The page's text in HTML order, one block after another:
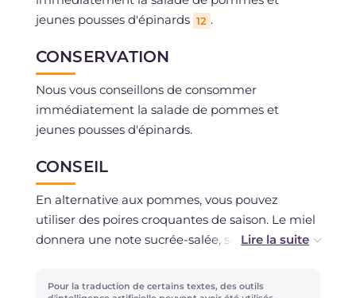
jeunes pousses d'épinards 12 .
CONSERVATION
Nous vous conseillons de consommer
immédiatement la salade de pommes et
jeunes pousses d'épinards.
CONSEIL
En alternative aux pommes, vous pouvez
utiliser des poires croquantes de saison. Le miel
donnera une note sucrée-salée, si vous ne
balsamique pour assaisonner.
Pour la traduction de certains textes, des outils